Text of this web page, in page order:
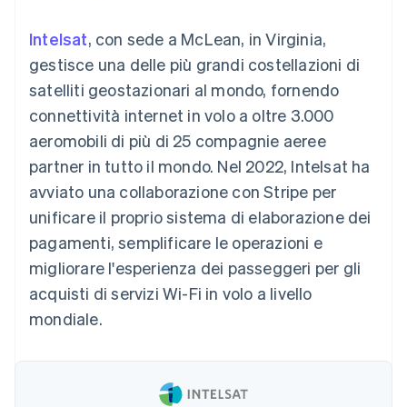
pagamento
Terminal
Pagamenti di
persona
Authorization
Boost
ottimizzata
Link
accelerato
Financial
Connections
Conti finanziari
collegati
Stripe Sigma
personalizzati
Data Pipeline
dei dati
Altro
Scopri cosa ti aspetta
SaaS
Per settore
Aziende di IA
Creator economy
Gaming
tempo libero
Assicurazione
Media e
intrattenimento
Organizzazioni non
profit
Offrire addebiti in base
all'utilizzo
Emettere carte
garantite da stablecoin
Esegui il provisioning e
gestisci i servizi con gli
agenti
Risorse
Integrazioni app
Esempi di codice
Blog per sviluppatori
Conferenza annuale
Sessions
Lavora con noi
Sala stampa
Stripe Press
Recapiti
Contattaci
Diventa nostro partner
Intelsat, con sede a McLean, in Virginia,
gestisce una delle più grandi costellazioni di
satelliti geostazionari al mondo, fornendo
connettività internet in volo a oltre 3.000
aeromobili di più di 25 compagnie aeree
partner in tutto il mondo. Nel 2022, Intelsat ha
avviato una collaborazione con Stripe per
unificare il proprio sistema di elaborazione dei
pagamenti, semplificare le operazioni e
migliorare l'esperienza dei passeggeri per gli
acquisti di servizi Wi-Fi in volo a livello
mondiale.